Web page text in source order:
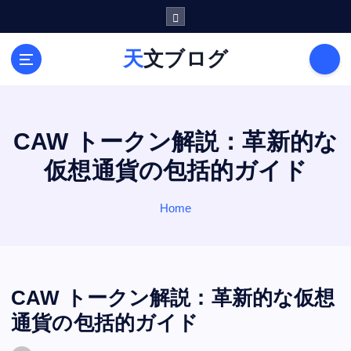
天文ブログ
CAW トークン解説：革新的な
仮想通貨の包括的ガイド
Home
CAW トークン解説：革新的な仮想
通貨の包括的ガイド